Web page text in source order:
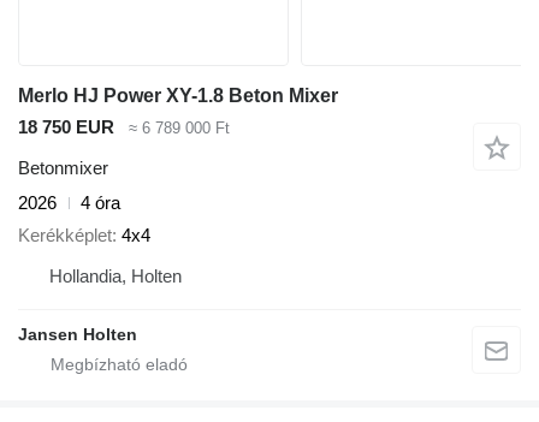
Merlo HJ Power XY-1.8 Beton Mixer
18 750 EUR
≈ 6 789 000 Ft
Betonmixer
2026
4 óra
Kerékképlet 4x4
Hollandia, Holten
Jansen Holten